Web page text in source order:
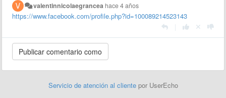
valentinnicolaegrancea hace 4 años
https://www.facebook.com/profile.php?id=100089214523143
Servicio de atención al cliente por UserEcho